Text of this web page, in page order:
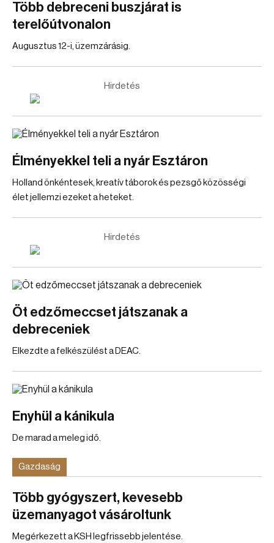
Több debreceni buszjárat is
terelőútvonalon
Augusztus 12-i, üzemzárásig.
Hirdetés
Élményekkel teli a nyár Esztáron
Holland önkéntesek, kreatív táborok és pezsgő közösségi
élet jellemzi ezeket a heteket.
Hirdetés
Öt edzőmeccset játszanak a
debreceniek
Elkezdte a felkészülést a DEAC.
Enyhül a kánikula
De marad a meleg idő.
Gazdaság
Több gyógyszert, kevesebb
üzemanyagot vásároltunk
Megérkezett a KSH legfrissebb jelentése.